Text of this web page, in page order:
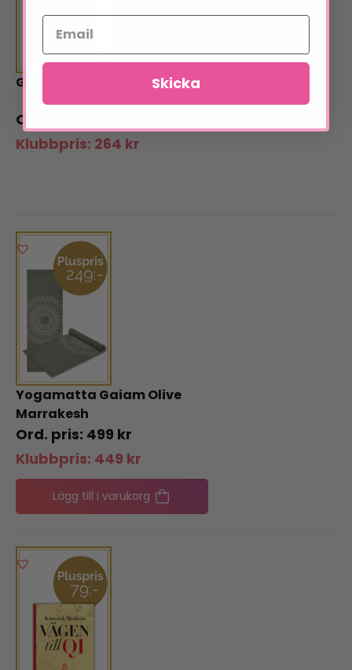
God energi
Klubbpris: 264 kr
Yogamatta Gaiam Olive
Marrakesh
499 kr
Klubbpris: 449 kr
Lägg till i varukorg
Skicka